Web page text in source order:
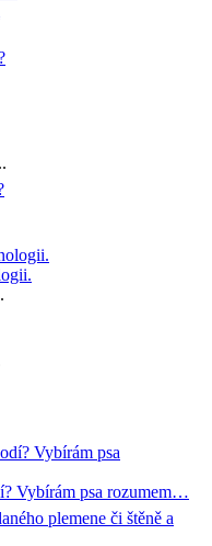
Vybírám psa rozumem…